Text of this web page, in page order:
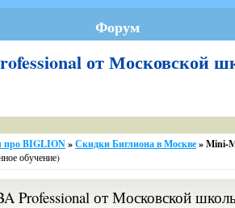
Форум
от
про BIGLION»Скидки Биглиона в Москве»Mini-
обучение)
Professional от Московской